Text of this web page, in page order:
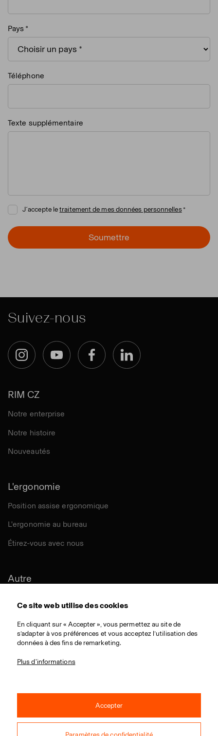
Pays
Téléphone
Texte supplémentaire
J´accepte letraitement de mes données personnelles
Soumettre
Suivez-nous
InstagramYouTube FacebookLinkedIn
RIM CZ
Notre enterprise
Notre histoire
Nouveautés
L'ergonomie
Position assise ergonomique
L'ergonomie au bureau
Étirez-vous avec nous
Autre
Matériaux
Ce site web utilise des cookies
En cliquant sur « Accepter », vous permettez au site de
s’adapter à vos préférences et vous acceptez l’utilisation des
données à des fins de remarketing.
Plus d'informations
Accepter